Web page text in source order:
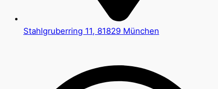
Stahlgruberring 11, 81829 München